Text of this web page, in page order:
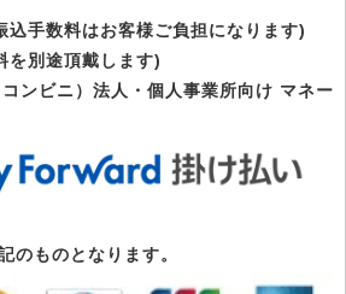
込手数料はお客様ご負担になります)
を別途頂戴します)
ンビニ）法人・個人事業所向け マネー
のものとなります。